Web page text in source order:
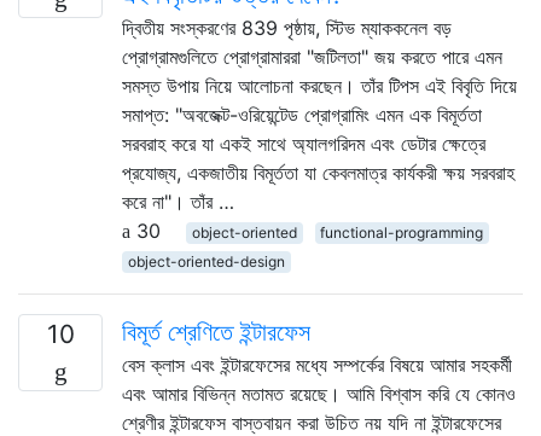
দ্বিতীয় সংস্করণের 839 পৃষ্ঠায়, স্টিভ ম্যাককনেল বড়
প্রোগ্রামগুলিতে প্রোগ্রামাররা "জটিলতা" জয় করতে পারে এমন
সমস্ত উপায় নিয়ে আলোচনা করছেন। তাঁর টিপস এই বিবৃতি দিয়ে
সমাপ্ত: "অবজেক্ট-ওরিয়েন্টেড প্রোগ্রামিং এমন এক বিমূর্ততা
সরবরাহ করে যা একই সাথে অ্যালগরিদম এবং ডেটার ক্ষেত্রে
প্রযোজ্য, একজাতীয় বিমূর্ততা যা কেবলমাত্র কার্যকরী ক্ষয় সরবরাহ
করে না"। তাঁর …
30
object-oriented
functional-programming
object-oriented-design
10 বিমূর্ত শ্রেণিতে ইন্টারফেস
বেস ক্লাস এবং ইন্টারফেসের মধ্যে সম্পর্কের বিষয়ে আমার সহকর্মী
এবং আমার বিভিন্ন মতামত রয়েছে। আমি বিশ্বাস করি যে কোনও
শ্রেণীর ইন্টারফেস বাস্তবায়ন করা উচিত নয় যদি না ইন্টারফেসের